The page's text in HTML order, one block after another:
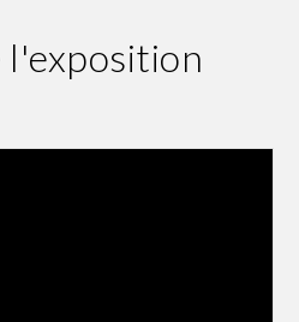
l'exposition